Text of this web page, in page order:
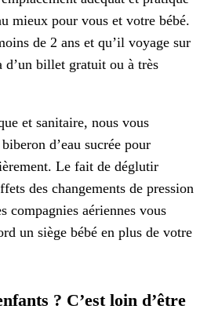
mieux pour vous et votre bébé.
de 2 ans et qu’il voyage sur
billet gratuit ou à très
et sanitaire, nous vous
d’eau sucrée pour
Le fait de déglutir
des changements de pression
compagnies aériennes vous
un siège bébé en plus de votre
? C’est loin d’être